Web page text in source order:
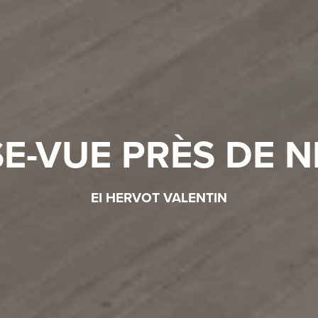
VUE PRÈS DE
EI HERVOT VALENTIN